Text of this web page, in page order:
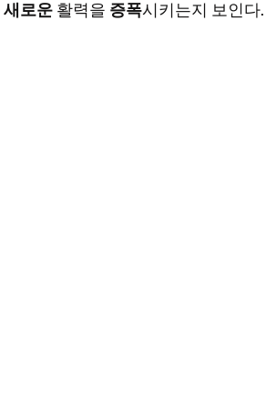
새로운 활력을 증폭시키는지 보인다.